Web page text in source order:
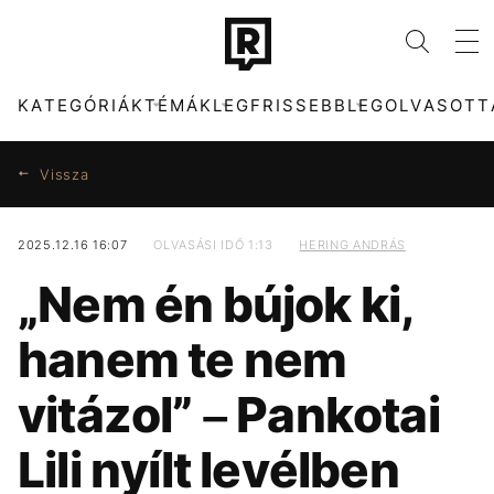
KATEGÓRIÁKTÉMÁKLEGFRISSEBB
ZENE DIVAT
KULTÚRA ENTR
FILM + SOROZAT TECH-TUDOMÁNY
SPORT TÁRSADALOM
KONCERT HŐSÉG
SEBESTYÉN BALÁZS CELEB
MAJKA MTVA
DUNA ENERGIAVÁLSÁG
Vissza
2025.12.16 16:07 OLVASÁSI IDŐ 1:13 HERING ANDRÁS
„Nem én bújok ki,
hanem te nem
vitázol” – Pankotai
Lili nyílt levélben